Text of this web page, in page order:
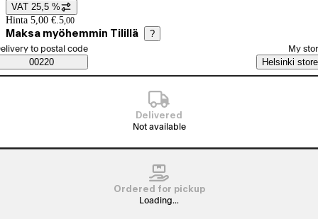
Price details
VAT 25,5 %
Hinta 5,00 €. 5,00
Maksa myöhemmin Tilillä ?
Saatavuustiedot
order method
to postal code
00220
My
Helsinki store
Delivered
Not available
Ordered for pickup
Loading...